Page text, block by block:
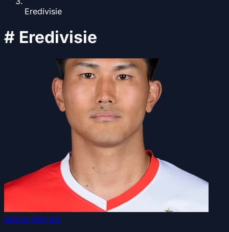
Eredivisie
# Eredivisie
Anime hiện đại